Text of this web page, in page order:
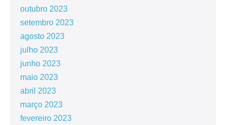
outubro 2023
setembro 2023
agosto 2023
julho 2023
junho 2023
maio 2023
abril 2023
março 2023
fevereiro 2023